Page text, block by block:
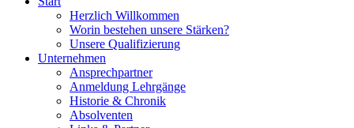
Herzlich Willkommen
Worin bestehen unsere Stärken?
Unsere Qualifizierung
Unternehmen
Ansprechpartner
Anmeldung Lehrgänge
Historie & Chronik
Absolventen